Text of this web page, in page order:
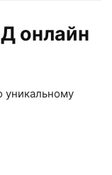
онлайн
уникальному